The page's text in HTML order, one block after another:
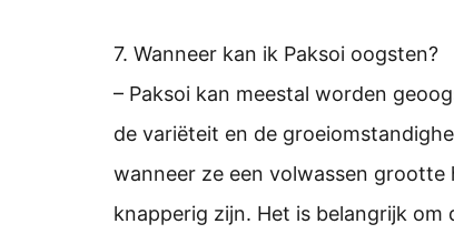
7. Wanneer kan ik Paksoi oogsten?
– Paksoi kan meestal worden
de variëteit en de
wanneer ze een volwassen
knapperig zijn. Het is belangrijk